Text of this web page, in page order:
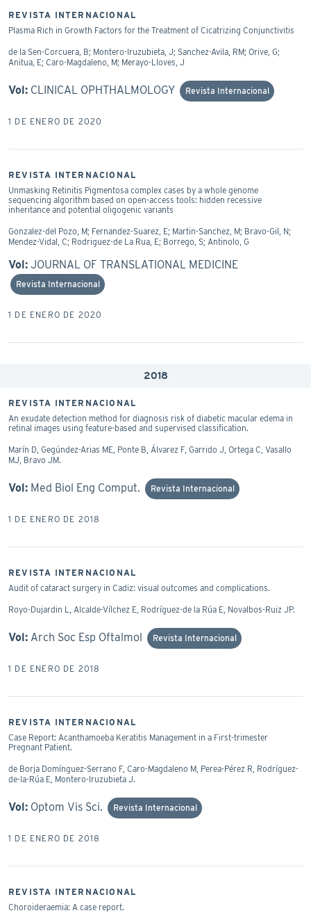
REVISTA INTERNACIONAL
Plasma Rich in Growth Factors for the Treatment of Cicatrizing Conjunctivitis
de la Sen-Corcuera, B; Montero-Iruzubieta, J; Sanchez-Avila, RM; Orive, G;
Anitua, E; Caro-Magdaleno, M; Merayo-Lloves, J
Vol: CLINICAL OPHTHALMOLOGY Revista Internacional
1 DE ENERO DE 2020
REVISTA INTERNACIONAL
Unmasking Retinitis Pigmentosa complex cases by a whole genome
sequencing algorithm based on open-access tools: hidden recessive
inheritance and potential oligogenic variants
Gonzalez-del Pozo, M; Fernandez-Suarez, E; Martin-Sanchez, M; Bravo-Gil, N;
Mendez-Vidal, C; Rodriguez-de La Rua, E; Borrego, S; Antinolo, G
Vol: JOURNAL OF TRANSLATIONAL MEDICINE
Revista Internacional
1 DE ENERO DE 2020
2018
REVISTA INTERNACIONAL
An exudate detection method for diagnosis risk of diabetic macular edema in
retinal images using feature-based and supervised classification.
Marín D, Gegúndez-Arias ME, Ponte B, Álvarez F, Garrido J, Ortega C, Vasallo
MJ, Bravo JM.
Vol: Med Biol Eng Comput. Revista Internacional
1 DE ENERO DE 2018
REVISTA INTERNACIONAL
Audit of cataract surgery in Cadiz: visual outcomes and complications.
Royo-Dujardin L, Alcalde-Vílchez E, Rodríguez-de la Rúa E, Novalbos-Ruiz JP.
Vol: Arch Soc Esp Oftalmol Revista Internacional
1 DE ENERO DE 2018
REVISTA INTERNACIONAL
Case Report: Acanthamoeba Keratitis Management in a First-trimester
Pregnant Patient.
de Borja Domínguez-Serrano F, Caro-Magdaleno M, Perea-Pérez R, Rodríguez-
de-la-Rúa E, Montero-Iruzubieta J.
Vol: Optom Vis Sci. Revista Internacional
1 DE ENERO DE 2018
REVISTA INTERNACIONAL
Choroideraemia: A case report.